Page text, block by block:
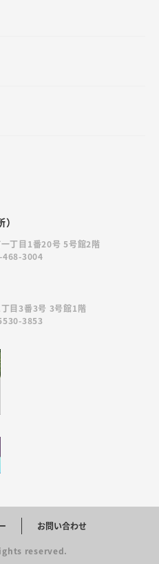
丁目1番20号 5号館2階
3004
目3番3号 3号館1階
3853
お問い合わせ
reserved.